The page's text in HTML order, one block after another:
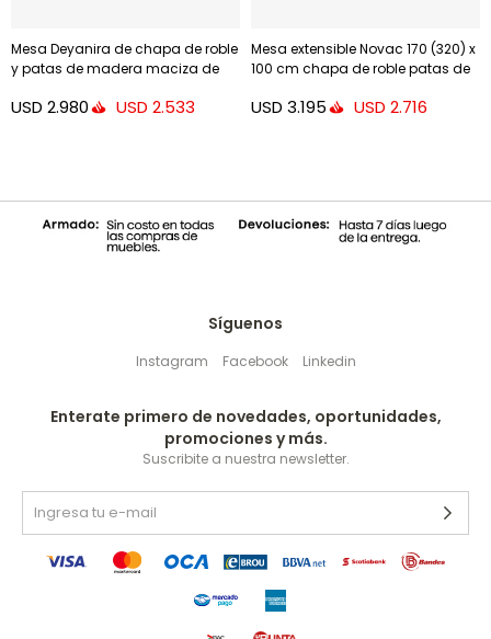
Mesa Deyanira de chapa de roble
y patas de madera maciza de
USD 2.980 USD 2.533
Mesa extensible Novac 170 (320) x
100 cm chapa de roble patas de
USD 3.195 USD 2.716
Síguenos
Instagram Facebook Linkedin
Enterate primero de novedades, oportunidades,
promociones y más.
Suscribite a nuestra newsletter.